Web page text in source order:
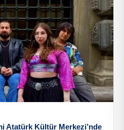
Atatürk Kültür Merkezi’nde